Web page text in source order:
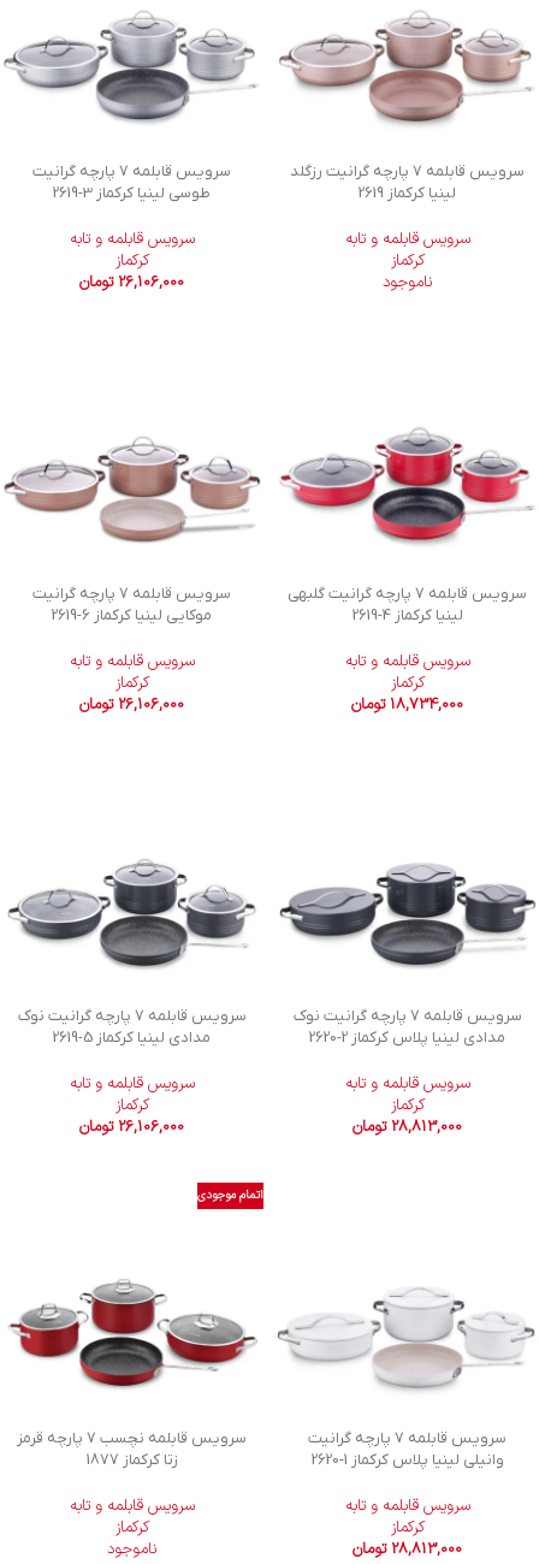
سرویس قابلمه 7 پارچه گرانیت رزگلد
لینیا کرکماز 2619
سرویس قابلمه و تابه
کرکماز
ناموجود
سرویس قابلمه 7 پارچه گرانیت
طوسی لینیا کرکماز 2619-3
سرویس قابلمه و تابه
کرکماز
26,106,000 تومان
سرویس قابلمه 7 پارچه گرانیت گلبهی
لینیا کرکماز2619-4
سرویس قابلمه و تابه
کرکماز
18,734,000 تومان
سرویس قابلمه 7 پارچه گرانیت
موکایی لینیا کرکماز 2619-6
سرویس قابلمه و تابه
کرکماز
26,106,000 تومان
سرویس قابلمه 7 پارچه گرانیت نوک
مدادی لینیا پلاس کرکماز 2620-2
سرویس قابلمه و تابه
کرکماز
28,813,000 تومان
سرویس قابلمه 7 پارچه گرانیت نوک
مدادی لینیا کرکماز 2619-5
سرویس قابلمه و تابه
کرکماز
26,106,000 تومان
سرویس قابلمه 7 پارچه گرانیت
وانیلی لینیا پلاس کرکماز 2620-1
سرویس قابلمه و تابه
کرکماز
28,813,000 تومان
اتمام موجودی
سرویس قابلمه نچسب 7 پارچه قرمز
زتا کرکماز 1877
سرویس قابلمه و تابه
کرکماز
ناموجود